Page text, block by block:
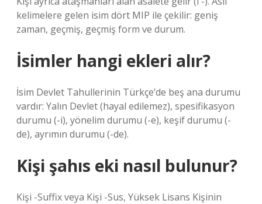
kelimelere gelen isim dört MIP ile çekilir: geniş
zaman, geçmiş, geçmiş form ve durum.
İsimler hangi ekleri alır?
İsim Devlet Tahullerinin Türkçe’de beş ana durumu
vardır: Yalın Devlet (hayal edilemez), spesifikasyon
durumu (-i), yönelim durumu (-e), keşif durumu (-
de), ayrımın durumu (-de).
Kişi şahıs eki nasıl bulunur?
Kişi -Suffix veya Kişi -Sus, Yüksek Lisans Kişinin